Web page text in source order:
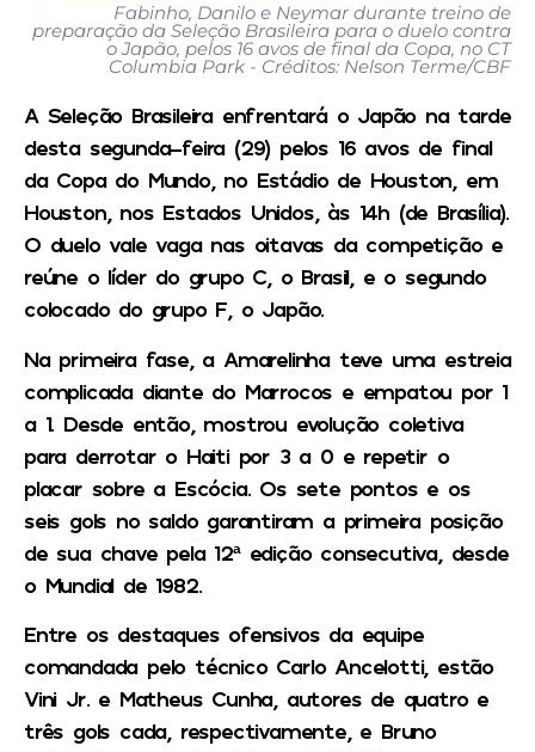
Fabinho, Danilo e Neymar durante treino de
preparação da Seleção Brasileira para o duelo contra
o Japão, pelos 16 avos de final da Copa, no CT
Columbia Park - Créditos: Nelson Terme/CBF
A Seleção Brasileira enfrentará o Japão na tarde
desta segunda-feira (29) pelos 16 avos de final
da Copa do Mundo, no Estádio de Houston, em
Houston, nos Estados Unidos, às 14h (de Brasília).
O duelo vale vaga nas oitavas da competição e
reúne o líder do grupo C, o Brasil, e o segundo
colocado do grupo F, o Japão.
Na primeira fase, a Amarelinha teve uma estreia
complicada diante do Marrocos e empatou por 1
a 1. Desde então, mostrou evolução coletiva
para derrotar o Haiti por 3 a 0 e repetir o
placar sobre a Escócia. Os sete pontos e os
seis gols no saldo garantiram a primeira posição
de sua chave pela 12ª edição consecutiva, desde
o Mundial de 1982.
Entre os destaques ofensivos da equipe
comandada pelo técnico Carlo Ancelotti, estão
Vini Jr. e Matheus Cunha, autores de quatro e
três gols cada, respectivamente, e Bruno